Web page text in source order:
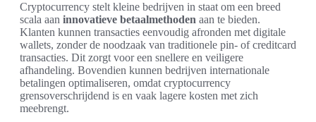
Cryptocurrency stelt kleine bedrijven in staat om een breed
scala aan innovatieve betaalmethoden aan te bieden.
Klanten kunnen transacties eenvoudig afronden met digitale
wallets, zonder de noodzaak van traditionele pin- of creditcard
transacties. Dit zorgt voor een snellere en veiligere
afhandeling. Bovendien kunnen bedrijven internationale
betalingen optimaliseren, omdat cryptocurrency
grensoverschrijdend is en vaak lagere kosten met zich
meebrengt.